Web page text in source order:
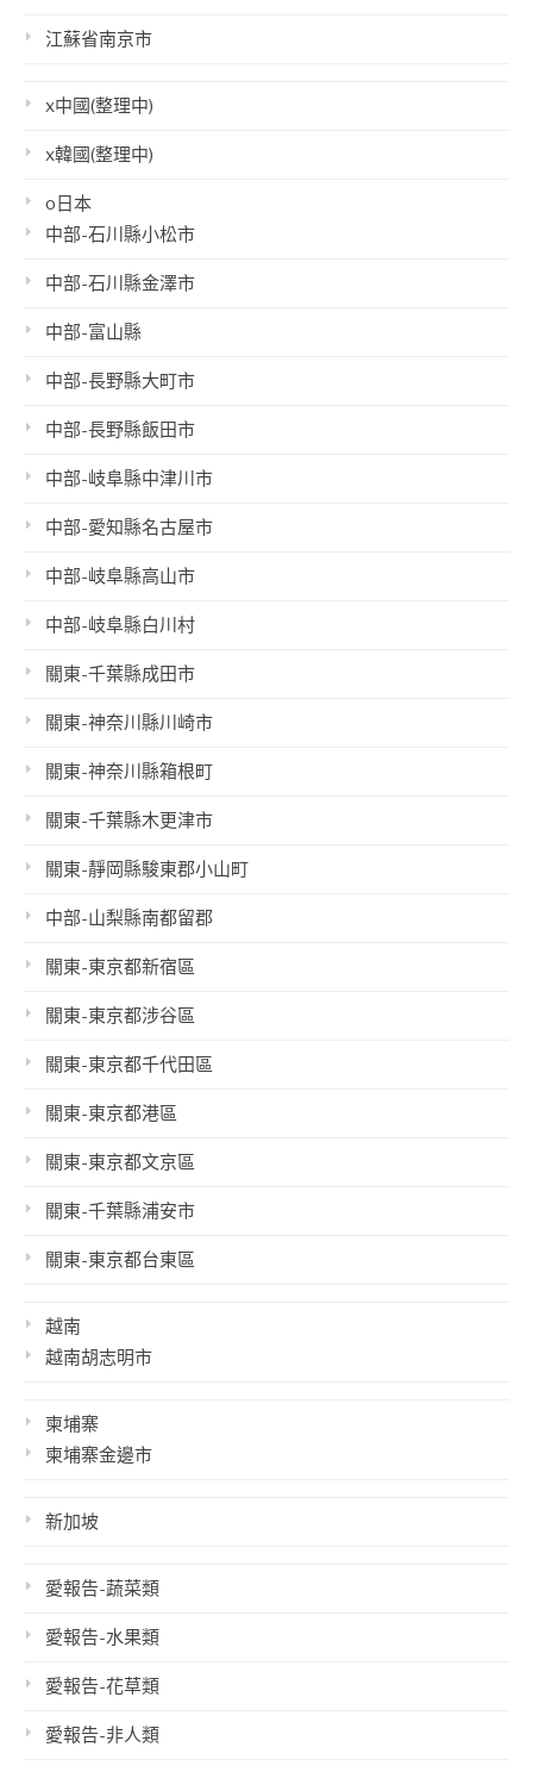
江蘇省南京市
x中國(整理中)
x韓國(整理中)
o日本
中部-石川縣小松市
中部-石川縣金澤市
中部-富山縣
中部-長野縣大町市
中部-長野縣飯田市
中部-岐阜縣中津川市
中部-愛知縣名古屋市
中部-岐阜縣高山市
中部-岐阜縣白川村
關東-千葉縣成田市
關東-神奈川縣川崎市
關東-神奈川縣箱根町
關東-千葉縣木更津市
關東-靜岡縣駿東郡小山町
中部-山梨縣南都留郡
關東-東京都新宿區
關東-東京都涉谷區
關東-東京都千代田區
關東-東京都港區
關東-東京都文京區
關東-千葉縣浦安市
關東-東京都台東區
越南
越南胡志明市
柬埔寨
柬埔寨金邊市
新加坡
愛報告-蔬菜類
愛報告-水果類
愛報告-花草類
愛報告-非人類